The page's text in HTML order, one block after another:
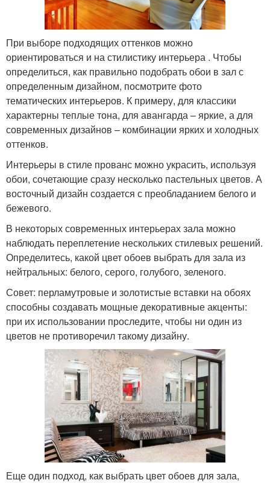
При выборе подходящих оттенков можно
ориентироваться и на стилистику интерьера . Чтобы
определиться, как правильно подобрать обои в зал с
определенным дизайном, посмотрите фото
тематических интерьеров. К примеру, для классики
характерны теплые тона, для авангарда – яркие, а для
современных дизайнов – комбинации ярких и холодных
оттенков.
Интерьеры в стиле прованс можно украсить, используя
обои, сочетающие сразу несколько пастельных цветов. А
восточный дизайн создается с преобладанием белого и
бежевого.
В некоторых современных интерьерах зала можно
наблюдать переплетение нескольких стилевых решений.
Определитесь, какой цвет обоев выбрать для зала из
нейтральных: белого, серого, голубого, зеленого.
Совет: перламутровые и золотистые вставки на обоях
способны создавать мощные декоративные акценты:
при их использовании проследите, чтобы ни один из
цветов не противоречил такому дизайну.
Еще один подход, как выбрать цвет обоев для зала,